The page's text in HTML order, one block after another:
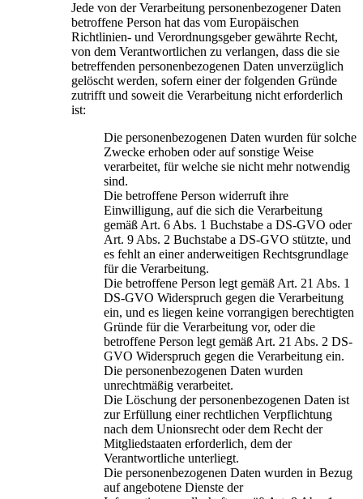
Jede von der Verarbeitung personenbezogener Daten
betroffene Person hat das vom Europäischen
Richtlinien- und Verordnungsgeber gewährte Recht,
von dem Verantwortlichen zu verlangen, dass die sie
betreffenden personenbezogenen Daten unverzüglich
gelöscht werden, sofern einer der folgenden Gründe
zutrifft und soweit die Verarbeitung nicht erforderlich
ist:
Die personenbezogenen Daten wurden für solche
Zwecke erhoben oder auf sonstige Weise
verarbeitet, für welche sie nicht mehr notwendig
sind.
Die betroffene Person widerruft ihre
Einwilligung, auf die sich die Verarbeitung
gemäß Art. 6 Abs. 1 Buchstabe a DS-GVO oder
Art. 9 Abs. 2 Buchstabe a DS-GVO stützte, und
es fehlt an einer anderweitigen Rechtsgrundlage
für die Verarbeitung.
Die betroffene Person legt gemäß Art. 21 Abs. 1
DS-GVO Widerspruch gegen die Verarbeitung
ein, und es liegen keine vorrangigen berechtigten
Gründe für die Verarbeitung vor, oder die
betroffene Person legt gemäß Art. 21 Abs. 2 DS-
GVO Widerspruch gegen die Verarbeitung ein.
Die personenbezogenen Daten wurden
unrechtmäßig verarbeitet.
Die Löschung der personenbezogenen Daten ist
zur Erfüllung einer rechtlichen Verpflichtung
nach dem Unionsrecht oder dem Recht der
Mitgliedstaaten erforderlich, dem der
Verantwortliche unterliegt.
Die personenbezogenen Daten wurden in Bezug
auf angebotene Dienste der